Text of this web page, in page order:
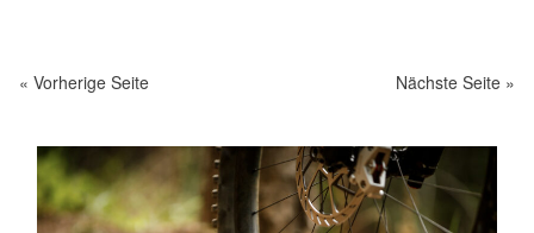
« Vorherige Seite Nächste Seite »